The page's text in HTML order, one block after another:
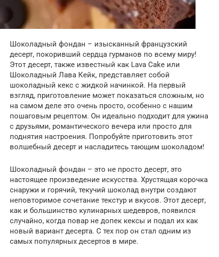
Шоколадный фондан – изысканный французский
десерт, покоривший сердца гурманов по всему миру!
Этот десерт, также известный как Lava Cake или
Шоколадный Лава Кейк, представляет собой
шоколадный кекс с жидкой начинкой. На первый
взгляд, приготовление может показаться сложным, но
на самом деле это очень просто, особенно с нашим
пошаговым рецептом. Он идеально подходит для ужина
с друзьями, романтического вечера или просто для
поднятия настроения. Попробуйте приготовить этот
волшебный десерт и насладитесь тающим шоколадом!
Шоколадный фондан – это не просто десерт, это
настоящее произведение искусства. Хрустящая корочка
снаружи и горячий, текучий шоколад внутри создают
неповторимое сочетание текстур и вкусов. Этот десерт,
как и большинство кулинарных шедевров, появился
случайно, когда повар не допек кексы и подал их как
новый вариант десерта. С тех пор он стал одним из
самых популярных десертов в мире.